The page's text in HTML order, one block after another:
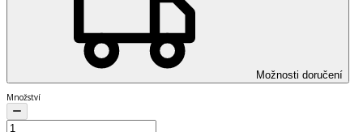
Možnosti doručení
Množství